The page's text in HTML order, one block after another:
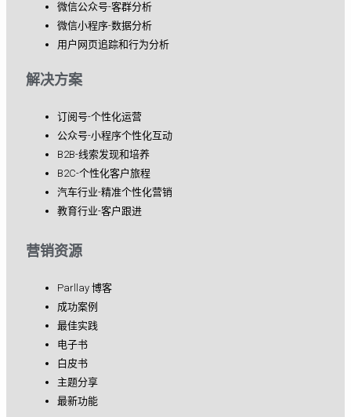
微信公众号-客群分析
微信小程序-数据分析
用户网页追踪和行为分析
解决方案
订阅号-个性化运营
公众号-小程序个性化互动
B2B-线索发现和培养
B2C-个性化客户旅程
汽车行业-精准个性化营销
教育行业-客户跟进
营销资源
Parllay 博客
成功案例
最佳实践
电子书
白皮书
主题分享
最新功能